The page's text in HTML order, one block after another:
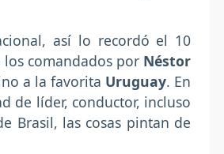
así lo recordó el 10
comandados por Néstor
a la favorita Uruguay. En
de líder, conductor, incluso
Brasil, las cosas pintan de